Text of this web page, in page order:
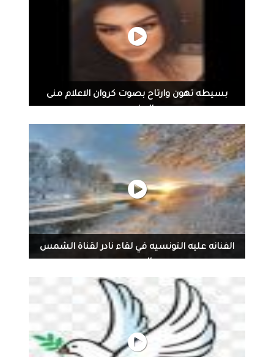
غمسه النقاء أزف إليك حروفي وتبر وصوفي ياتوءم الروح
الشفوف ياقديسة محراب حضن هجعتي وعكوفي ياشمعة
أضاء سناها قلبي وأنامل كفوفي " وافر الشكر وجميل الامتنان
قناة الشمس الأوروبية والشكر الجزيل لراعي هذه القناة
محمد فرحان المخرج لتنظيم هذا الفيديو الرائع"
بسيطه تهون وارتاح بصوت كروان الاعلام منى
Mona Almafraji · بصوتي كلمات اغنية بسيطه تهون وارتاح
غناء الفنان عبد فلك الي مايحب بحة صوتي مايسمع بليز
واكون ممنونته كثير الاغنيه غير مقصوده لشخص هي عتاب
بيني وبين الدنيا فقط حبيت ابتعد عن جو قراءة الاخبار لقراءة
الاشعار وتبقى السما للشايل جناح بسيطه
الفنانه عليه التونسيه في لقاء نادر لقناة الشمس